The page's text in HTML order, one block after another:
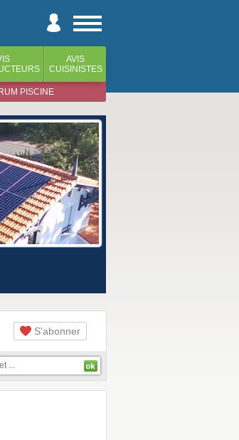
AVIS
CUISINISTES
PISCINE
S'abonner